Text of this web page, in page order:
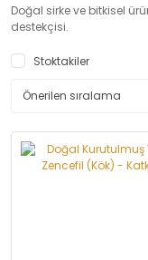
Doğal sirke ve bitkisel
destekçisi.
Stoktakiler